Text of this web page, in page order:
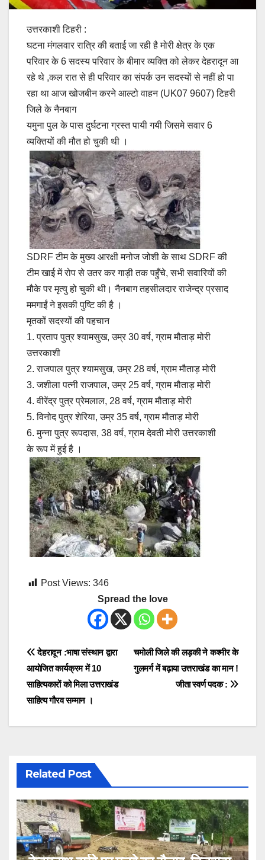
उत्तरकाशी टिहरी :
घटना मंगलवार रात्रि की बताई जा रही है मोरी क्षेत्र के एक
परिवार के 6 सदस्य परिवार के बीमार व्यक्ति को लेकर देहरादून आ
रहे थे ,कल रात से ही परिवार का संपर्क उन सदस्यों से नहीं हो पा
रहा था आज खोजबीन करने आल्टो वाहन (UK07 9607) टिहरी
जिले के नैनबाग
यमुना पुल के पास दुर्घटना ग्रस्त पायी गयी जिसमे सवार 6
व्यक्तियों की मौत हो चुकी थी ।
SDRF टीम के मुख्य आरक्षी मनोज जोशी के साथ SDRF की
टीम खाई में रोप से उतर कर गाड़ी तक पहुँचे, सभी सवारियों की
मौके पर मृत्यु हो चुकी थी। नैनबाग तहसीलदार राजेन्द्र प्रसाद
ममगाईं ने इसकी पुष्टि की है ।
मृतकों सदस्यों की पहचान
1. प्रताप पुत्र श्यामसुख, उम्र 30 वर्ष, ग्राम मौताड़ मोरी
उत्तरकाशी
2. राजपाल पुत्र श्यामसुख, उम्र 28 वर्ष, ग्राम मौताड़ मोरी
3. जशीला पत्नी राजपाल, उम्र 25 वर्ष, ग्राम मौताड़ मोरी
4. वीरेंद्र पुत्र प्रेमलाल, 28 वर्ष, ग्राम मौताड़ मोरी
5. विनोद पुत्र शेरिया, उम्र 35 वर्ष, ग्राम मौताड़ मोरी
6. मुन्ना पुत्र रूपदास, 38 वर्ष, ग्राम देवती मोरी उत्तरकाशी
के रूप में हुई है ।
Post Views: 346
Spread the love
Post
navigation
चमोली जिले की लड़की ने कश्मीर के
गुलमर्ग में बढ़ाया उत्तराखंड का मान !
जीता स्वर्ण पदक :
देहरादून :भाषा संस्थान द्वारा
आयोजित कार्यक्रम में 10
साहित्यकारों को मिला उत्तराखंड
साहित्य गौरव सम्मान ।
Related Post